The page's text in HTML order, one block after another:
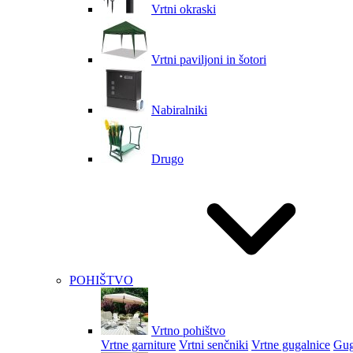
Vrtni okraski
Vrtni paviljoni in šotori
Nabiralniki
Drugo
POHIŠTVO
Vrtno pohištvo
Vrtne garniture Vrtni senčniki Vrtne gugalnice